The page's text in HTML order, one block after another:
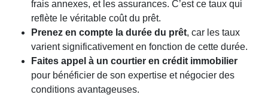
frais annexes, et les assurances. C’est ce taux qui
reflète le véritable coût du prêt.
Prenez en compte la durée du prêt, car les taux
varient significativement en fonction de cette durée.
Faites appel à un courtier en crédit immobilier
pour bénéficier de son expertise et négocier des
conditions avantageuses.